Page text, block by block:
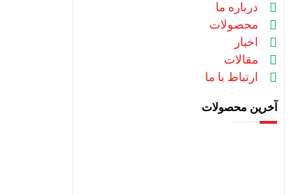
درباره ما
محصولات
اخبار
مقالات
ارتباط با ما
آخرین محصولات